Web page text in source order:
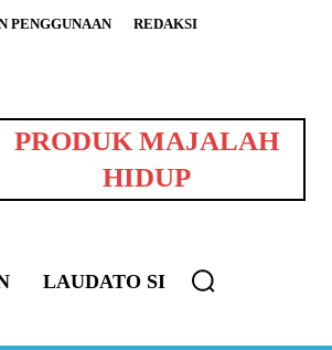
PENGGUNAAN REDAKSI
PRODUK MAJALAH
HIDUP
LAUDATO SI